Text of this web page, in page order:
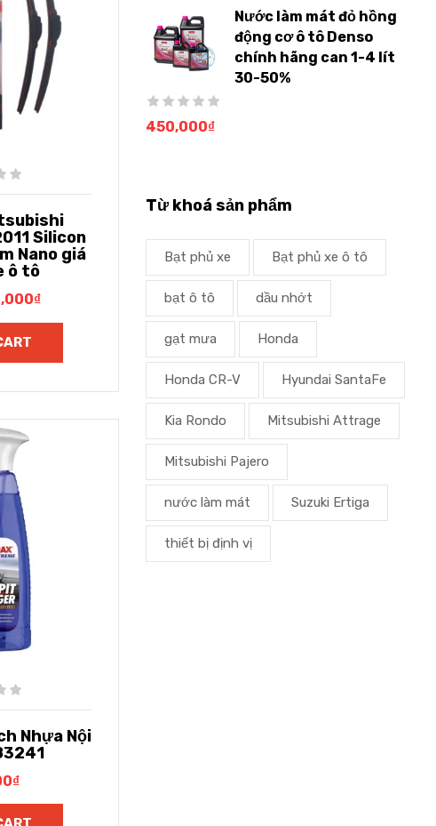
Silicon
Nano giá
ô tô
₫
Nhựa Nội
₫
Nước làm mát đỏ hồng
động cơ ô tô Denso
chính hãng can 1-4 lít
30-50%
450,000₫
Từ khoá sản phẩm
Bạt phủ xe Bạt phủ xe ô tô
bạt ô tô dầu nhớt
gạt mưa Honda
Honda CR-V Hyundai SantaFe
Kia Rondo Mitsubishi Attrage
Mitsubishi Pajero
nước làm mát Suzuki Ertiga
thiết bị định vị